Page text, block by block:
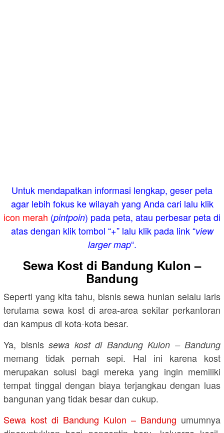
Untuk mendapatkan informasi lengkap, geser peta
agar lebih fokus ke wilayah yang Anda cari lalu klik
icon merah (pintpoin) pada peta, atau perbesar peta di
atas dengan klik tombol “+” lalu klik pada link “view
larger map“.
Sewa Kost di Bandung Kulon –
Bandung
Seperti yang kita tahu, bisnis sewa hunian selalu laris
terutama sewa kost di area-area sekitar perkantoran
dan kampus di kota-kota besar.
Ya, bisnis sewa kost di Bandung Kulon – Bandung
memang tidak pernah sepi. Hal ini karena kost
merupakan solusi bagi mereka yang ingin memiliki
tempat tinggal dengan biaya terjangkau dengan luas
bangunan yang tidak besar dan cukup.
Sewa kost di Bandung Kulon – Bandung umumnya